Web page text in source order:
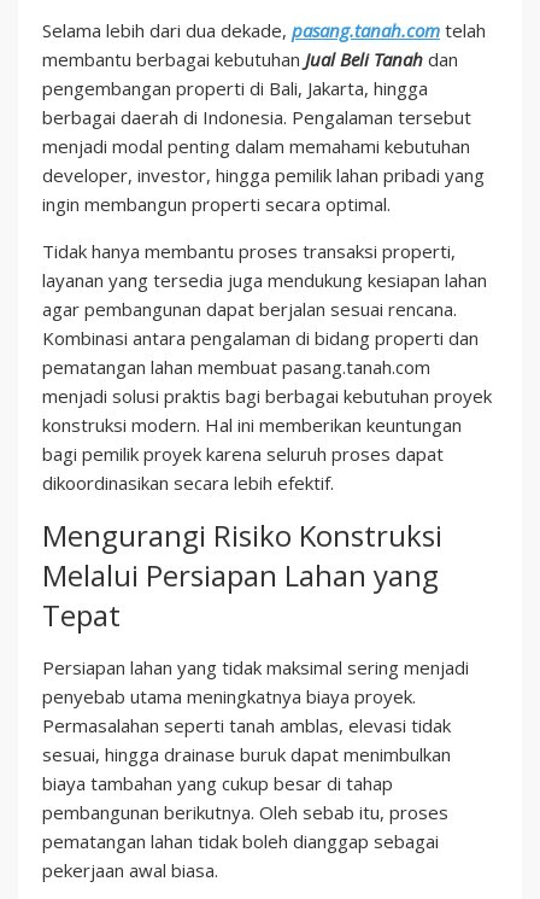
Selama lebih dari dua dekade, pasang.tanah.com telah
membantu berbagai kebutuhan Jual Beli Tanah dan
pengembangan properti di Bali, Jakarta, hingga
berbagai daerah di Indonesia. Pengalaman tersebut
menjadi modal penting dalam memahami kebutuhan
developer, investor, hingga pemilik lahan pribadi yang
ingin membangun properti secara optimal.
Tidak hanya membantu proses transaksi properti,
layanan yang tersedia juga mendukung kesiapan lahan
agar pembangunan dapat berjalan sesuai rencana.
Kombinasi antara pengalaman di bidang properti dan
pematangan lahan membuat pasang.tanah.com
menjadi solusi praktis bagi berbagai kebutuhan proyek
konstruksi modern. Hal ini memberikan keuntungan
bagi pemilik proyek karena seluruh proses dapat
dikoordinasikan secara lebih efektif.
Mengurangi Risiko Konstruksi
Melalui Persiapan Lahan yang
Tepat
Persiapan lahan yang tidak maksimal sering menjadi
penyebab utama meningkatnya biaya proyek.
Permasalahan seperti tanah amblas, elevasi tidak
sesuai, hingga drainase buruk dapat menimbulkan
biaya tambahan yang cukup besar di tahap
pembangunan berikutnya. Oleh sebab itu, proses
pematangan lahan tidak boleh dianggap sebagai
pekerjaan awal biasa.